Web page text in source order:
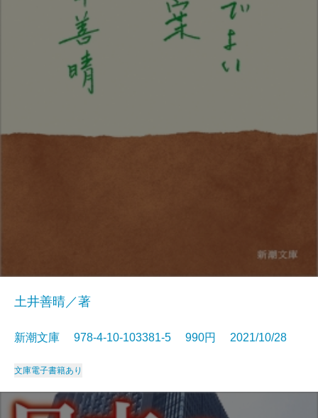
土井善晴／著
新潮文庫 978-4-10-103381-5 990円 2021/10/28
文庫電子書籍あり